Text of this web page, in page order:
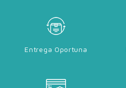
Entrega Oportuna